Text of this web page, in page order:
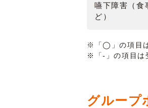
嚥下障害（食
ど）
※「◯」の項目は
※「-」の項目は
グループ